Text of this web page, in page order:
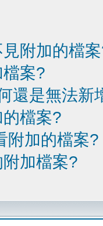
附加的檔
案?
還是無法新
檔案?
附加的檔案?
加檔案?